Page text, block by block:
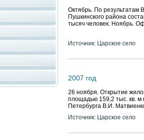
Октябрь. По результатам
Пушкинского района
тысяч человек. Ноябрь.
Источник: Царское село
2007 год
26 ноября. Открытие
площадью 159,2 тыс. кв. м
Петербурга В.И.
Источник: Царское село